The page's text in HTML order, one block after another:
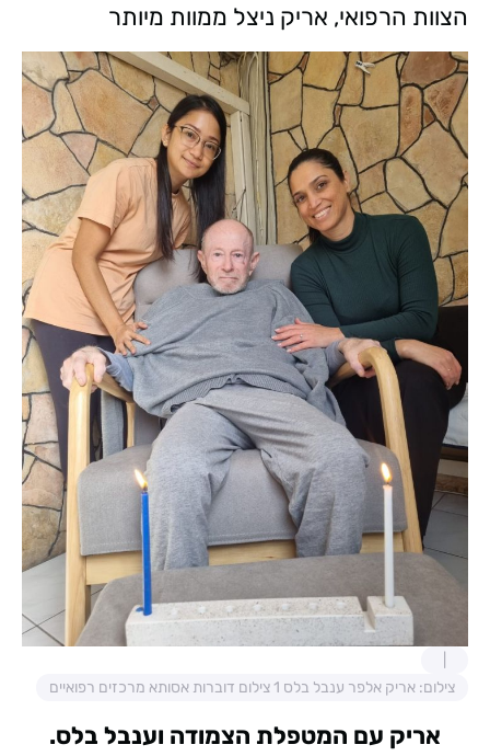
הצוות הרפואי, אריק ניצל ממוות מיותר
צילום: אריק אלפר ענבל בלס 1 צילום דוברות אסותא מרכזים רפואיים
אריק עם המטפלת הצמודה וענבל בלס.